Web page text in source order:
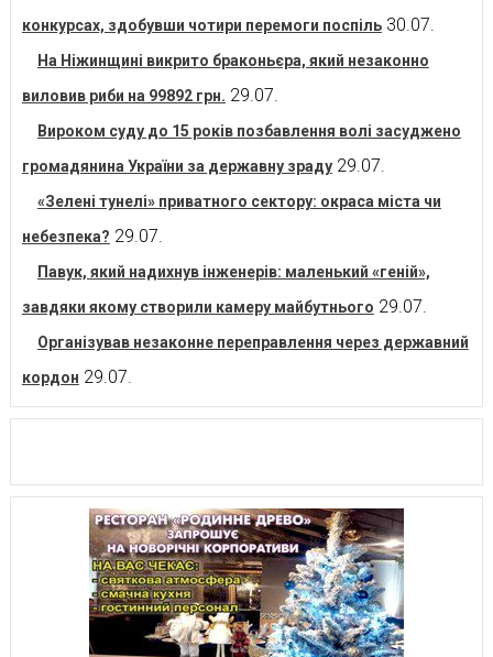
конкурсах, здобувши чотири перемоги поспіль 30.07.
На Ніжинщині викрито браконьєра, який незаконно
виловив риби на 99892 грн. 29.07.
Вироком суду до 15 років позбавлення волі засуджено
громадянина України за державну зраду 29.07.
«Зелені тунелі» приватного сектору: окраса міста чи
небезпека? 29.07.
Павук, який надихнув інженерів: маленький «геній»,
завдяки якому створили камеру майбутнього 29.07.
Організував незаконне переправлення через державний
кордон 29.07.